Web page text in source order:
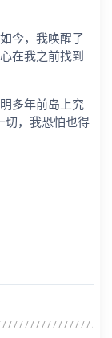
今，我唤醒了
在我之前找到
多年前岛上究
切，我恐怕也得